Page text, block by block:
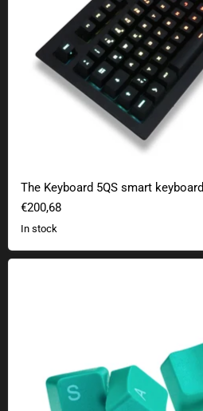
The Keyboard 5QS smart keyboard
€200,68
In stock